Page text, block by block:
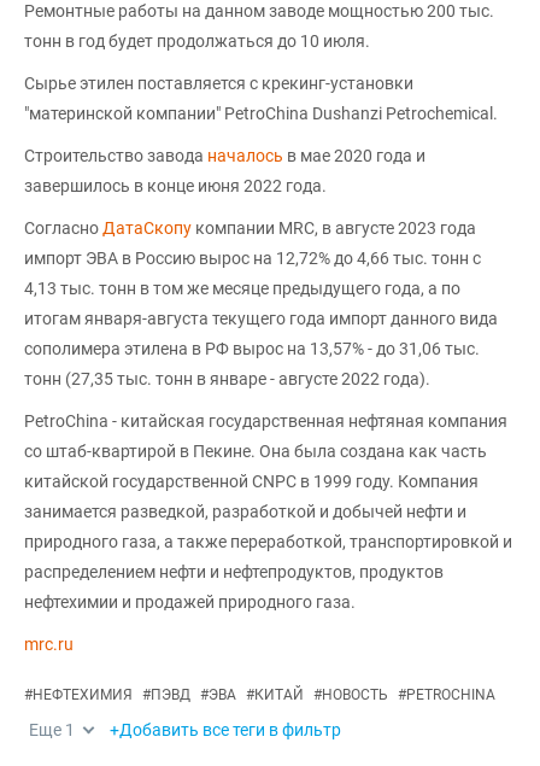
Ремонтные работы на данном заводе мощностью 200 тыс.
тонн в год будет продолжаться до 10 июля.
Сырье этилен поставляется с крекинг-установки
"материнской компании" PetroChina Dushanzi Petrochemical.
Строительство завода началось в мае 2020 года и
завершилось в конце июня 2022 года.
СогласноДатаСкопу компании MRC, в августе 2023 года
импорт ЭВА в Россию вырос на 12,72% до 4,66 тыс. тонн с
4,13 тыс. тонн в том же месяце предыдущего года, а по
итогам января-августа текущего года импорт данного вида
сополимера этилена в РФ вырос на 13,57% - до 31,06 тыс.
тонн (27,35 тыс. тонн в январе - августе 2022 года).
PetroChina - китайская государственная нефтяная компания
со штаб-квартирой в Пекине. Она была создана как часть
китайской государственной CNPC в 1999 году. Компания
занимается разведкой, разработкой и добычей нефти и
природного газа, а также переработкой, транспортировкой и
распределением нефти и нефтепродуктов, продуктов
нефтехимии и продажей природного газа.
mrc.ru
#НЕФТЕХИМИЯ #ПЭВД #ЭВА #КИТАЙ #НОВОСТЬ #PETROCHINA
Еще 1 +Добавить все теги в фильтр